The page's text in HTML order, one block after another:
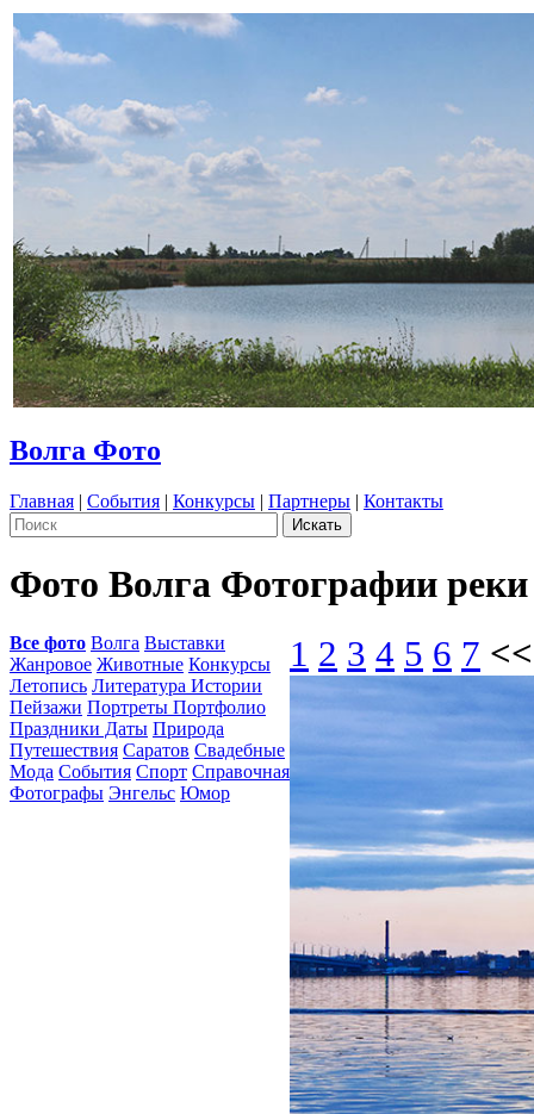
Волга Фото
Главная | События | Конкурсы | Партнеры | Контакты
Фото Волга Фотографии реки
Все фото Волга Выставки
Жанровое Животные Конкурсы
Летопись Литература Истории
Пейзажи Портреты Портфолио
Праздники Даты Природа
Путешествия Саратов Свадебные
Мода События Спорт Справочная
Фотографы Энгельс Юмор
1 2 3 4 5 6 7